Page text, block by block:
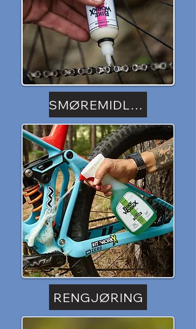
SMØREMIDLER
RENGJØRING